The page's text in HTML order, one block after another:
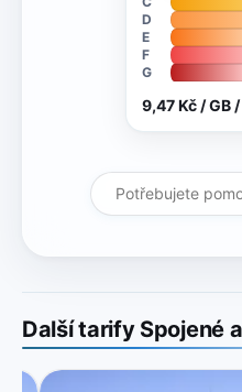
D
E
F
G
9,47 Kč / GB
Potřebujete
Další tarify Spojené